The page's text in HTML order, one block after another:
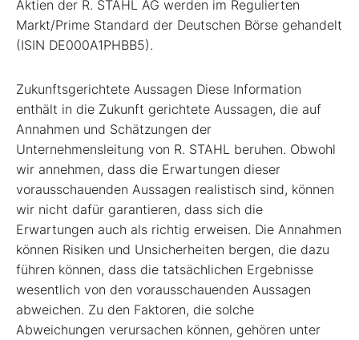
Aktien der R. STAHL AG werden im Regulierten
Markt/Prime Standard der Deutschen Börse gehandelt
(ISIN DE000A1PHBB5).
Zukunftsgerichtete Aussagen Diese Information
enthält in die Zukunft gerichtete Aussagen, die auf
Annahmen und Schätzungen der
Unternehmensleitung von R. STAHL beruhen. Obwohl
wir annehmen, dass die Erwartungen dieser
vorausschauenden Aussagen realistisch sind, können
wir nicht dafür garantieren, dass sich die
Erwartungen auch als richtig erweisen. Die Annahmen
können Risiken und Unsicherheiten bergen, die dazu
führen können, dass die tatsächlichen Ergebnisse
wesentlich von den vorausschauenden Aussagen
abweichen. Zu den Faktoren, die solche
Abweichungen verursachen können, gehören unter